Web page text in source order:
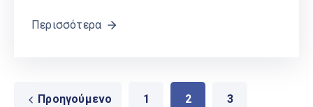
Περισσότερα
Προηγούμενο 1 2 3